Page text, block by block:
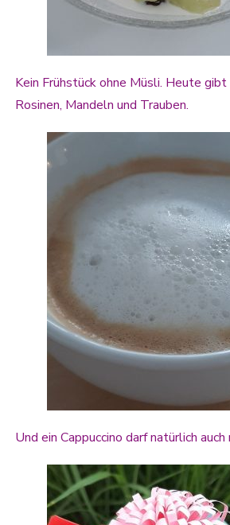
Kein Frühstück ohne Müsli. Heute
Rosinen, Mandeln und Trauben.
Und ein Cappuccino darf natürlich